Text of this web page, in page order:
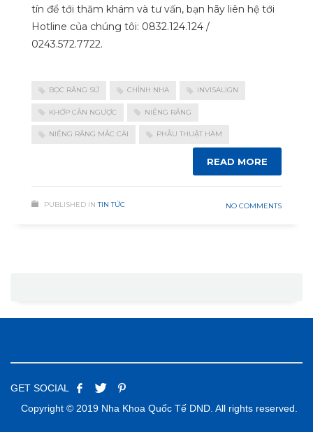
tín để tới thăm khám và tư vấn, bạn hãy liên hệ tới
Hotline của chúng tôi: 0832.124.124 /
0243.572.7722.
BỌC RĂNG SỨ CHỈNH NHA INVISALIGN
KHỚP CẮN NGƯỢC NIỀNG RĂNG
NIỀNG RĂNG MẮC CÀI PHẪU THUẬT HÀM
READ MORE
PUBLISHED IN TIN TỨC NO COMMENTS
GET SOCIAL
Copyright © 2019 Nha Khoa Quốc Tế DND. All rights reserved.